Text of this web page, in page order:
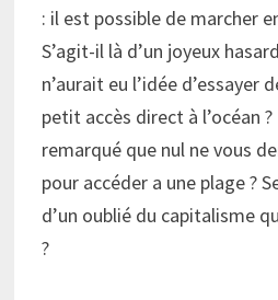
: il est possible de marcher
S’agit-il là d’un joyeux
n’aurait eu l’idée d’essayer
petit accès direct à l’océan
remarqué que nul ne vous
pour accéder a une plage ?
d’un oublié du capitalisme
?